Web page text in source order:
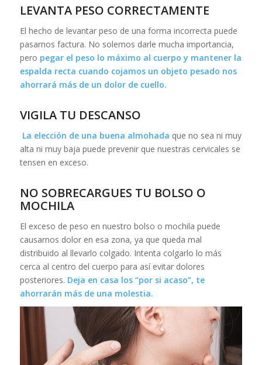
LEVANTA PESO CORRECTAMENTE
El hecho de levantar peso de una forma incorrecta puede
pasarnos factura. No solemos darle mucha importancia,
pero pegar el peso lo máximo al cuerpo y mantener la
espalda recta cuando cojamos un objeto pesado nos
ahorrará más de un dolor de cuello.
VIGILA TU DESCANSO
La elección de una buena almohada que no sea ni muy
alta ni muy baja puede prevenir que nuestras cervicales se
tensen en exceso.
NO SOBRECARGUES TU BOLSO O
MOCHILA
El exceso de peso en nuestro bolso o mochila puede
causarnos dolor en esa zona, ya que queda mal
distribuido al llevarlo colgado. Intenta colgarlo lo más
cerca al centro del cuerpo para así evitar dolores
posteriores. Deja en casa los “por si acaso”, te
ahorrarán más de una molestia.